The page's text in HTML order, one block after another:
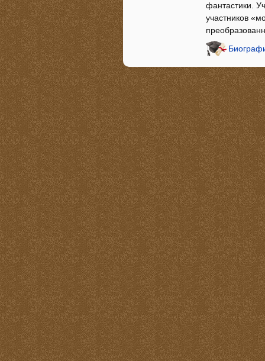
фантастики.
участников